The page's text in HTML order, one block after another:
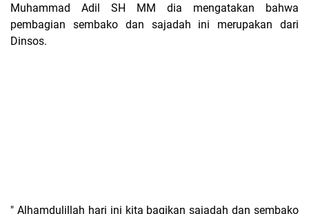
Muhammad Adil SH MM dia mengatakan bahwa
pembagian sembako dan sajadah ini merupakan dari
Dinsos.
" Alhamdulillah hari ini kita bagikan sajadah dan sembako